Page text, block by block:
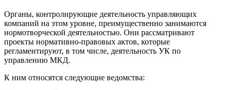
Органы, контролирующие деятельность управляющих
компаний на этом уровне, преимущественно занимаются
нормотворческой деятельностью. Они рассматривают
проекты нормативно-правовых актов, которые
регламентируют, в том числе, деятельность УК по
управлению МКД.
К ним относятся следующие ведомства: